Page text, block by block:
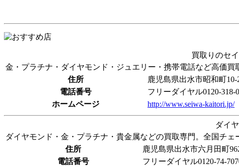
買取りのセ
金・プラチナ・ダイヤモンド・ジュエリー・携帯電話など高価
住所
鹿児島県出水市昭和町10-
電話番号
フリーダイヤル0120-318-
ホームページ
http://www.seiwa-kaitori.jp/
ダイ
ダイヤモンド・金・プラチナ・貴金属などの買取専門。全国チ
住所
鹿児島県出水市六月田町
電話番号
フリーダイヤル0120-74-